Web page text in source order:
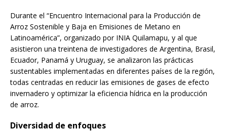
Durante el “Encuentro Internacional para la Producción de
Arroz Sostenible y Baja en Emisiones de Metano en
Latinoamérica”, organizado por INIA Quilamapu, y al que
asistieron una treintena de investigadores de Argentina, Brasil,
Ecuador, Panamá y Uruguay, se analizaron las prácticas
sustentables implementadas en diferentes países de la región,
todas centradas en reducir las emisiones de gases de efecto
invernadero y optimizar la eficiencia hídrica en la producción
de arroz.
Diversidad de enfoques